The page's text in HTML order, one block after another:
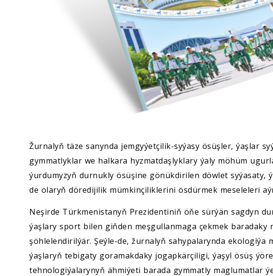
Žurnalyň täze sanynda jemgyýetçilik-syýasy ösüşler, ýaşlar
gymmatlyklar we halkara hyzmatdaşlyklary ýaly möhüm
ýurdumyzyň durnukly ösüşine gönükdirilen döwlet syýasaty,
de olaryň döredijilik mümkinçiliklerini ösdürmek meseleleri
Neşirde Türkmenistanyň Prezidentiniň öňe sürýän sagdyn
ýaşlary sport bilen giňden meşgullanmaga çekmek baradaky
şöhlelendirilýär. Şeýle-de, žurnalyň sahypalarynda ekologiýa
ýaşlaryň tebigaty goramakdaky jogapkärçiligi, ýaşyl ösüş
tehnologiýalarynyň ähmiýeti barada gymmatly maglumatlar